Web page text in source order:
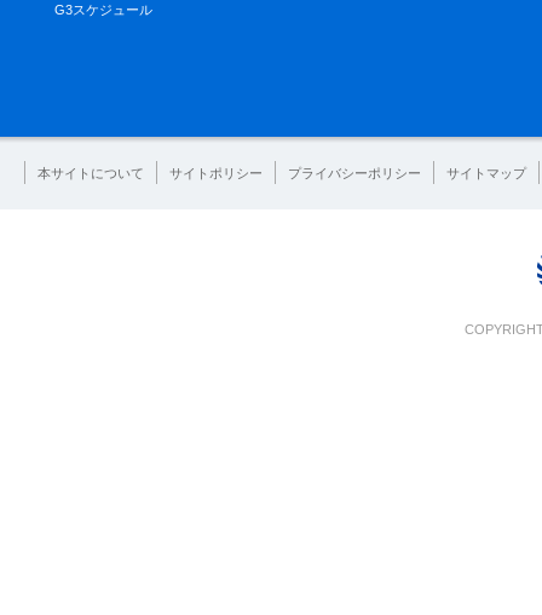
G3スケジュール
本サイトについて サイトポリシー プライバシーポリシー サイトマップ